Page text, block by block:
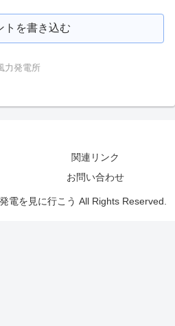
トを書き込む
力発電所
関連リンク
お問い合わせ
電を見に行こう All Rights Reserved.